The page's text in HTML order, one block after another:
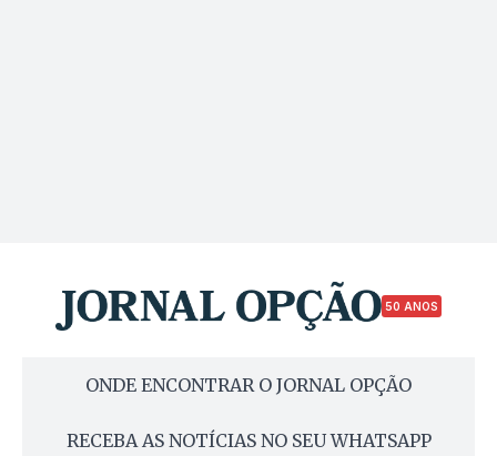
50 ANOS
ONDE ENCONTRAR O JORNAL OPÇÃO
RECEBA AS NOTÍCIAS NO SEU WHATSAPP